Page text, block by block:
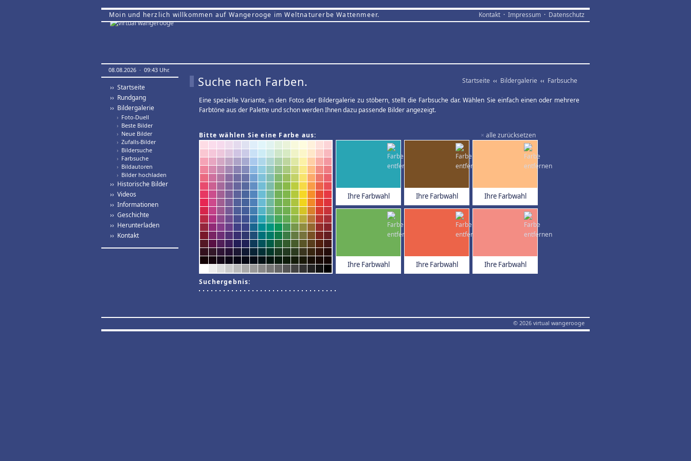
Moin und herzlich willkommen auf Wangerooge im Weltnaturerbe Wattenmeer. Kontakt · Impressum · Datenschutz
08.08.2026 · 09:43 Uhr.
›› Startseite
›› Rundgang
›› Bildergalerie
› Foto-Duell
› Beste Bilder
› Neue Bilder
› Zufalls-Bilder
› Bildersuche
› Farbsuche
› Bildautoren
› Bilder hochladen
›› Historische Bilder
›› Videos
›› Informationen
›› Geschichte
›› Herunterladen
›› Kontakt
Startseite ‹‹ Bildergalerie ‹‹ Farbsuche
Suche nach Farben.
Eine spezielle Variante, in den Fotos der Bildergalerie zu stöbern, stellt die Farbsuche dar. Wählen Sie einfach einen oder mehrere
Farbtöne aus der Palette und schon werden Ihnen dazu passende Bilder angezeigt.
× alle zurücksetzen
Bitte wählen Sie eine Farbe aus:
Ihre Farbwahl Ihre Farbwahl Ihre Farbwahl
Ihre Farbwahl Ihre Farbwahl Ihre Farbwahl
Suchergebnis:
© 2026 virtual wangerooge